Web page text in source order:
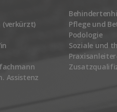
Assistenz
Pflege und
Podologie
Soziale und